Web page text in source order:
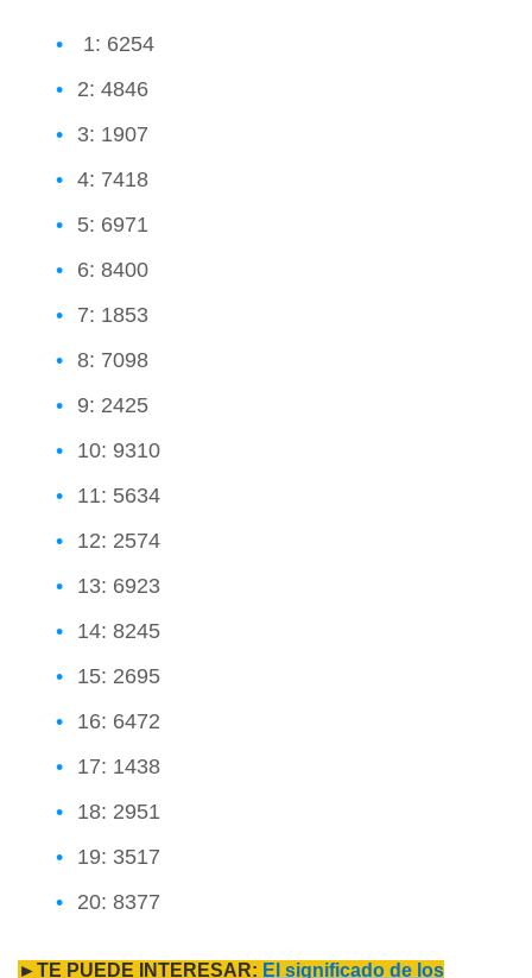
1: 6254
2: 4846
3: 1907
4: 7418
5: 6971
6: 8400
7: 1853
8: 7098
9: 2425
10: 9310
11: 5634
12: 2574
13: 6923
14: 8245
15: 2695
16: 6472
17: 1438
18: 2951
19: 3517
20: 8377
►TE PUEDE INTERESAR: El significado de los